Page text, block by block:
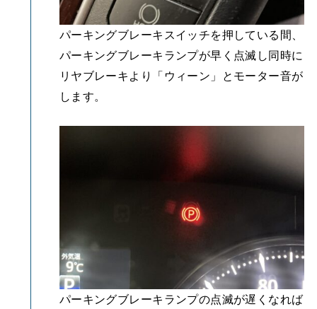
パーキングブレーキスイッチを押している間、
パーキングブレーキランプが早く点滅し同時に
リヤブレーキより「ウィーン」とモーター音が
します。
パーキングブレーキランプの点滅が遅くなれば